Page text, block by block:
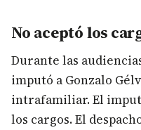
No aceptó los
Durante las
imputó a Gonzalo
intrafamiliar. El
los cargos. El